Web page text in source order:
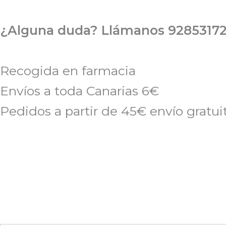
al
¿Alguna duda? Llámanos
Recogida en farmacia
Envíos a toda Canarias 6€
Pedidos a partir de 45€ envío